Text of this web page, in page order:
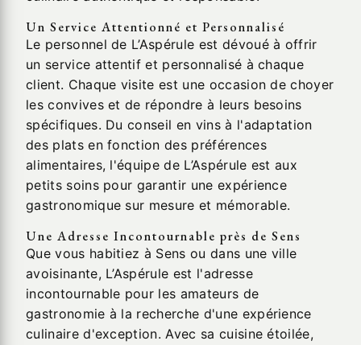
Un Service Attentionné et Personnalisé
Le personnel de L’Aspérule est dévoué à offrir
un service attentif et personnalisé à chaque
client. Chaque visite est une occasion de choyer
les convives et de répondre à leurs besoins
spécifiques. Du conseil en vins à l'adaptation
des plats en fonction des préférences
alimentaires, l'équipe de L’Aspérule est aux
petits soins pour garantir une expérience
gastronomique sur mesure et mémorable.
Une Adresse Incontournable près de Sens
Que vous habitiez à Sens ou dans une ville
avoisinante, L’Aspérule est l'adresse
incontournable pour les amateurs de
gastronomie à la recherche d'une expérience
culinaire d'exception. Avec sa cuisine étoilée,